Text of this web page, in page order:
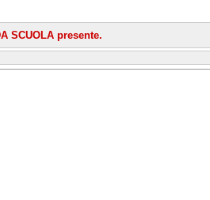
SCUOLA presente.